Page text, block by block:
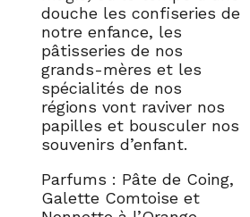
douche les confiseries de
notre enfance, les
pâtisseries de nos
grands-mères et les
spécialités de nos
régions vont raviver nos
papilles et bousculer nos
souvenirs d’enfant.
Parfums : Pâte de Coing,
Galette Comtoise et